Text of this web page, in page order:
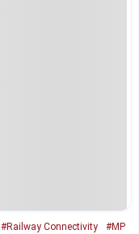
#Railway Connectivity
#MP